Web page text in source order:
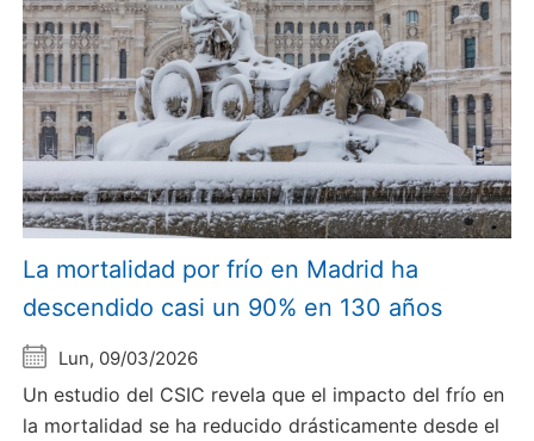
La mortalidad por frío en Madrid ha
descendido casi un 90% en 130 años
Lun, 09/03/2026
Un estudio del CSIC revela que el impacto del frío en
la mortalidad se ha reducido drásticamente desde el